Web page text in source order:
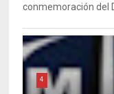
conmemoración del
4